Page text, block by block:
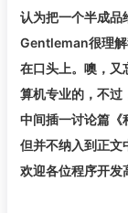
认为把一个半成品
Gentleman很理解
在口头上。噢，
算机专业的，不过
中间插一讨论篇《
但并不纳入到正文
欢迎各位程序开发